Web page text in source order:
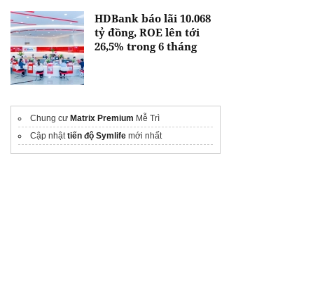
HDBank báo lãi 10.068
tỷ đồng, ROE lên tới
26,5% trong 6 tháng
Chung cư Matrix Premium Mễ Trì
Cập nhật tiến độ Symlife mới nhất